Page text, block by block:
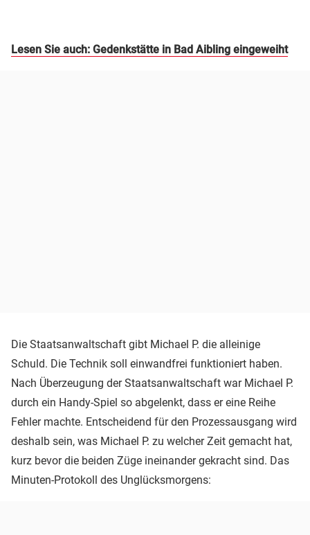
Lesen Sie auch: Gedenkstätte in Bad Aibling eingeweiht
Die Staatsanwaltschaft gibt Michael P. die alleinige
Schuld. Die Technik soll einwandfrei funktioniert haben.
Nach Überzeugung der Staatsanwaltschaft war Michael P.
durch ein Handy-Spiel so abgelenkt, dass er eine Reihe
Fehler machte. Entscheidend für den Prozessausgang wird
deshalb sein, was Michael P. zu welcher Zeit gemacht hat,
kurz bevor die beiden Züge ineinander gekracht sind. Das
Minuten-Protokoll des Unglücksmorgens: